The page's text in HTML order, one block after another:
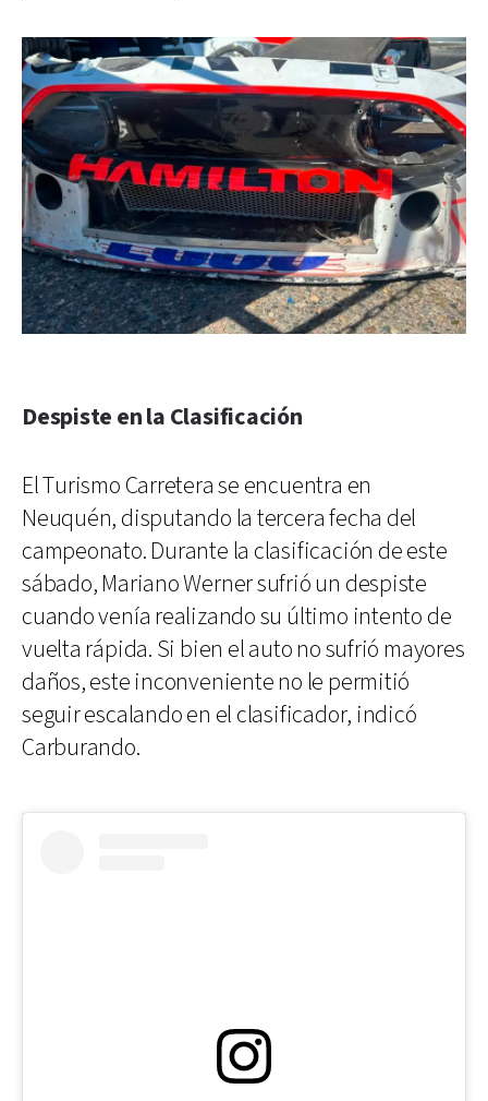
Despiste en la Clasificación
El Turismo Carretera se encuentra en
Neuquén, disputando la tercera fecha del
campeonato. Durante la clasificación de este
sábado, Mariano Werner sufrió un despiste
cuando venía realizando su último intento de
vuelta rápida. Si bien el auto no sufrió mayores
daños, este inconveniente no le permitió
seguir escalando en el clasificador, indicó
Carburando.